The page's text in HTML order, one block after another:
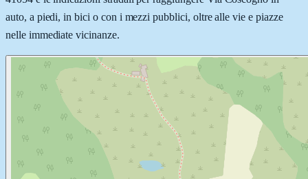
auto, a piedi, in bici o con i mezzi pubblici, oltre alle vie e piazze
nelle immediate vicinanze.